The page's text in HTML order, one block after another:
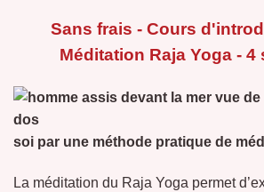
Sans frais - Cours
Méditation Raja Yoga - 4
soi par une méthode pratique de
La méditation du Raja Yoga permet